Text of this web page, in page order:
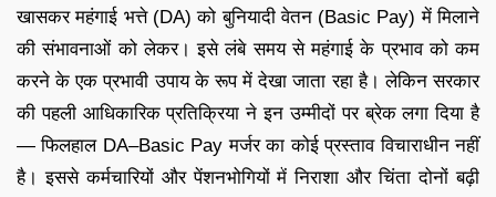
खासकर महंगाई भत्ते (DA) को बुनियादी वेतन (Basic Pay) में मिलाने
की संभावनाओं को लेकर। इसे लंबे समय से महंगाई के प्रभाव को कम
करने के एक प्रभावी उपाय के रूप में देखा जाता रहा है। लेकिन सरकार
की पहली आधिकारिक प्रतिक्रिया ने इन उम्मीदों पर ब्रेक लगा दिया है
— फिलहाल DA–Basic Pay मर्जर का कोई प्रस्ताव विचाराधीन नहीं
है। इससे कर्मचारियों और पेंशनभोगियों में निराशा और चिंता दोनों बढ़ी